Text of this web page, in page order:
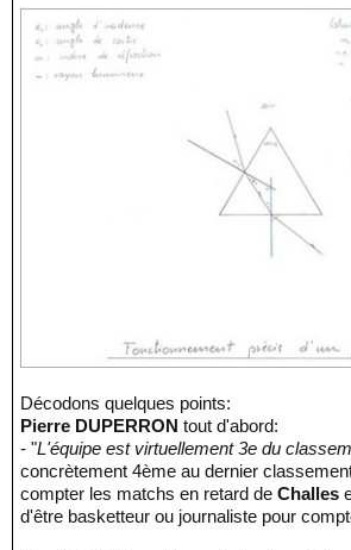
Décodons quelques points:
Pierre DUPERRON tout d'abord:
- "L'équipe est virtuellement 3e du
concrètement 4ème au dernier
compter les matchs en retard de Challes
d'être basketteur ou journaliste pour